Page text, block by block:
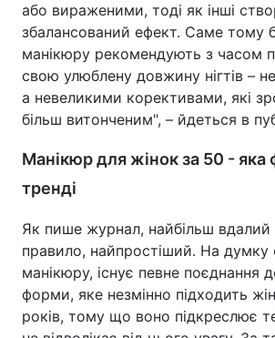
або вираженими, тоді як інші
збалансований ефект. Саме тому
манікюру рекомендують з часом
свою улюблену довжину нігтів –
а невеликими корективами, які
більш витонченим", – йдеться в
Манікюр для жінок за 50 - яка
тренді
Як пише журнал, найбільш вдалий
правило, найпростіший. На думку
манікюру, існує певне поєднання
форми, яке незмінно підходить
років, тому що воно підкреслює